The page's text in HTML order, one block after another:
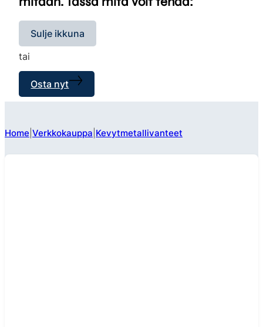
Sulje ikkuna
tai
Osta nyt
Home Verkkokauppa Kevytmetallivanteet